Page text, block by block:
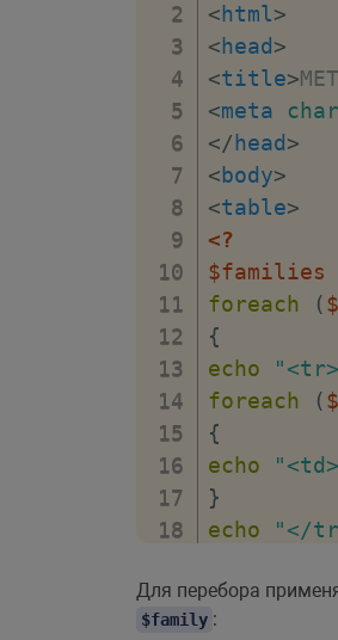
<html>
<head>
<title>
<meta
</ head>
<body>
<table>
<?
$families
foreach
(
{
echo
foreach
(
{
echo
"<td>
}
echo
"</
?>
</
Для перебора
$family :